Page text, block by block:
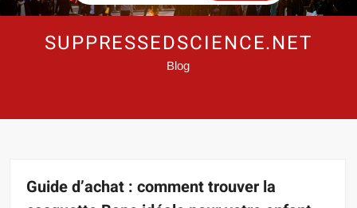
SUPPRESSEDSCIENCE.NET
Blog
Guide d’achat : comment trouver la